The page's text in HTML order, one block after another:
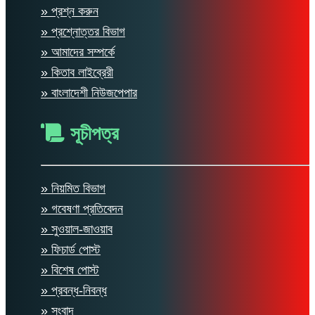
» প্রশ্ন করুন
» প্রশ্নোত্তর বিভাগ
» আমাদের সম্পর্কে
» কিতাব লাইব্রেরী
» বাংলাদেশী নিউজপেপার
সূচীপত্র
» নিয়মিত বিভাগ
» গবেষণা প্রতিবেদন
» সুওয়াল-জাওয়াব
» ফিচার্ড পোস্ট
» বিশেষ পোস্ট
» প্রবন্ধ-নিবন্ধ
» সংবাদ